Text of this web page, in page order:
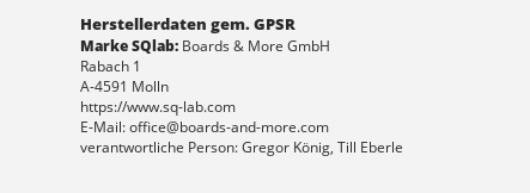
Herstellerdaten gem. GPSR
Marke SQlab: Boards & More GmbH
Rabach 1
A-4591 Molln
https://www.sq-lab.com
E-Mail: office@boards-and-more.com
verantwortliche Person: Gregor König, Till Eberle